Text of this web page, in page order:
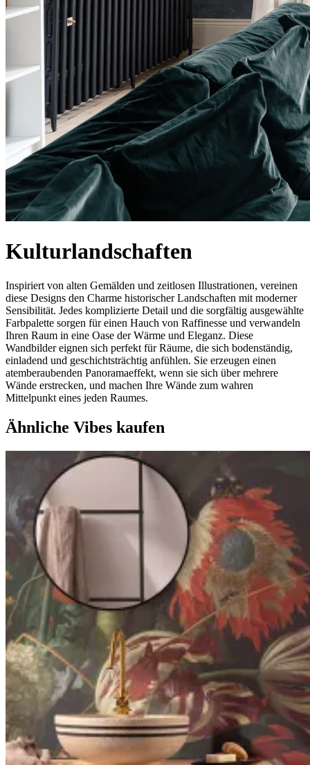
Kulturlandschaften
Inspiriert von alten Gemälden und zeitlosen Illustrationen, vereinen
diese Designs den Charme historischer Landschaften mit moderner
Sensibilität. Jedes komplizierte Detail und die sorgfältig ausgewählte
Farbpalette sorgen für einen Hauch von Raffinesse und verwandeln
Ihren Raum in eine Oase der Wärme und Eleganz. Diese
Wandbilder eignen sich perfekt für Räume, die sich bodenständig,
einladend und geschichtsträchtig anfühlen. Sie erzeugen einen
atemberaubenden Panoramaeffekt, wenn sie sich über mehrere
Wände erstrecken, und machen Ihre Wände zum wahren
Mittelpunkt eines jeden Raumes.
Ähnliche Vibes kaufen